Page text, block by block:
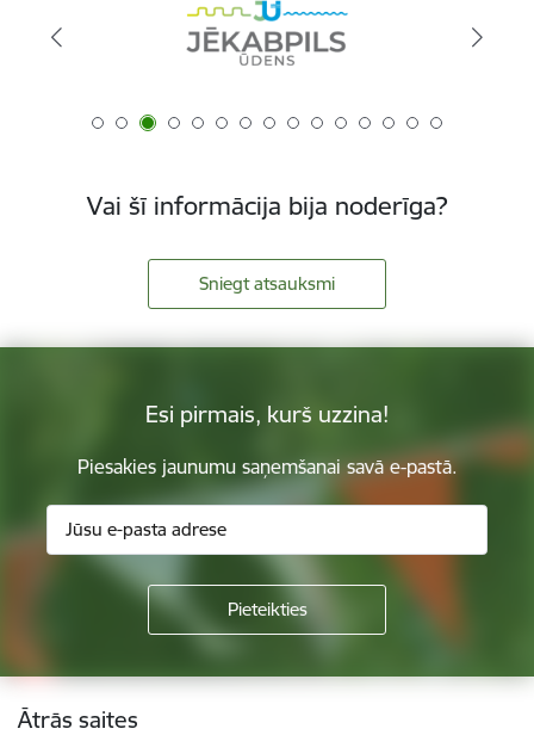
Vai šī informācija bija noderīga?
Sniegt atsauksmi
Esi pirmais, kurš uzzina!
Piesakies jaunumu saņemšanai savā e-pastā.
Kājene
Ātrās saites